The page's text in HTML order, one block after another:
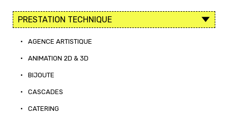
• AGENCE ARTISTIQUE
• ANIMATION 2D & 3D
• BIJOUTE
• CASCADES
• CATERING